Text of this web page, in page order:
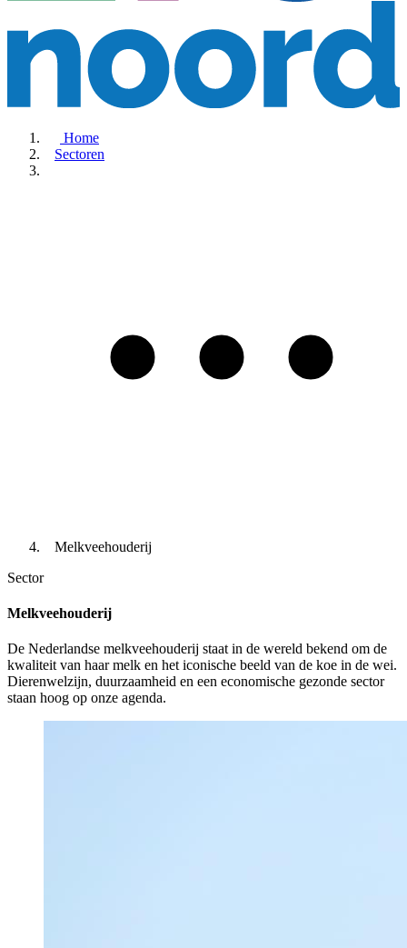
Home
Sectoren
Melkveehouderij
Sector
Melkveehouderij
De Nederlandse melkveehouderij staat in de wereld bekend om de
kwaliteit van haar melk en het iconische beeld van de koe in de wei.
Dierenwelzijn, duurzaamheid en een economische gezonde sector
staan hoog op onze agenda.